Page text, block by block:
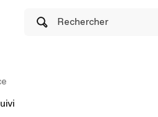
Rechercher